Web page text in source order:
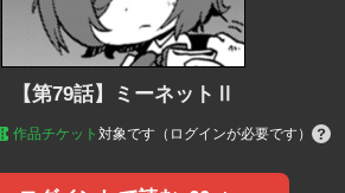
【第79話】ミーネットⅡ
作品チケット 対象です（ログインが必要です）